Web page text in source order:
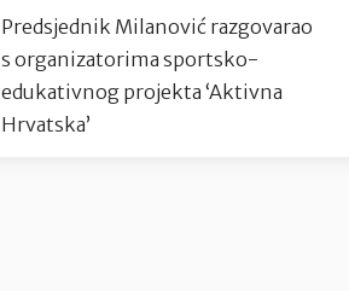
Next
Post:
Predsjednik Milanović razgovarao
s organizatorima sportsko-
edukativnog projekta ‘Aktivna
Hrvatska’